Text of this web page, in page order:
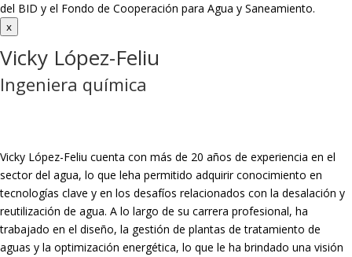
del BID y el Fondo de Cooperación para Agua y Saneamiento.
x
Vicky López-Feliu
Ingeniera química
Vicky López-Feliu cuenta con más de 20 años de experiencia en el
sector del agua, lo que leha permitido adquirir conocimiento en
tecnologías clave y en los desafíos relacionados con la desalación y
reutilización de agua. A lo largo de su carrera profesional, ha
trabajado en el diseño, la gestión de plantas de tratamiento de
aguas y la optimización energética, lo que le ha brindado una visión